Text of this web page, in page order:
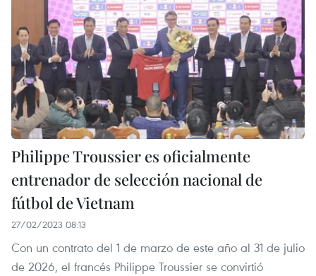
Philippe Troussier es oficialmente
entrenador de selección nacional de
fútbol de Vietnam
27/02/2023 08:13
Con un contrato del 1 de marzo de este año al 31 de julio
de 2026, el francés Philippe Troussier se convirtió